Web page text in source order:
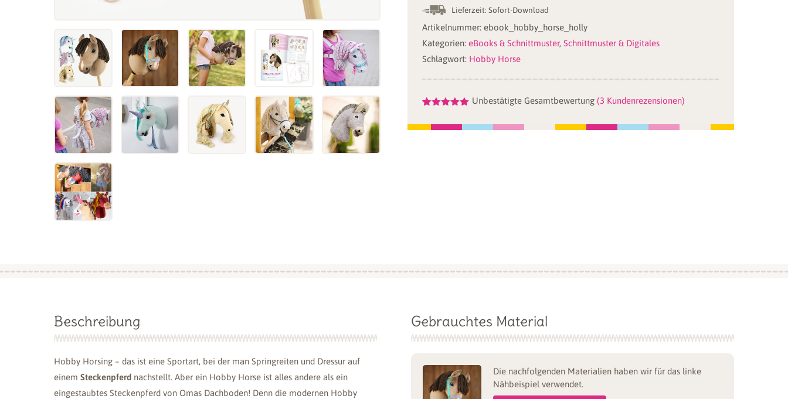
Umschnallpferd
(PDF-
eBook)
Menge
Lieferzeit:Sofort-Download
Artikelnummer:ebook_hobby_horse_holly
Kategorien:eBooks & Schnittmuster,Schnittmuster & Digitales
Schlagwort: Hobby Horse
mit5.00
von 5,
Unbestätigte Gesamtbewertung (3 Kundenrezensionen)
Beschreibung
Hobby Horsing – das ist eine Sportart, bei der man Springreiten und Dressur auf
einem Steckenpferd nachstellt. Aber ein Hobby Horse ist alles andere als ein
eingestaubtes Steckenpferd von Omas Dachboden! Denn die modernen Hobby
Gebrauchtes Material
Die nachfolgenden Materialien haben wir für das linke
Nähbeispiel verwendet.